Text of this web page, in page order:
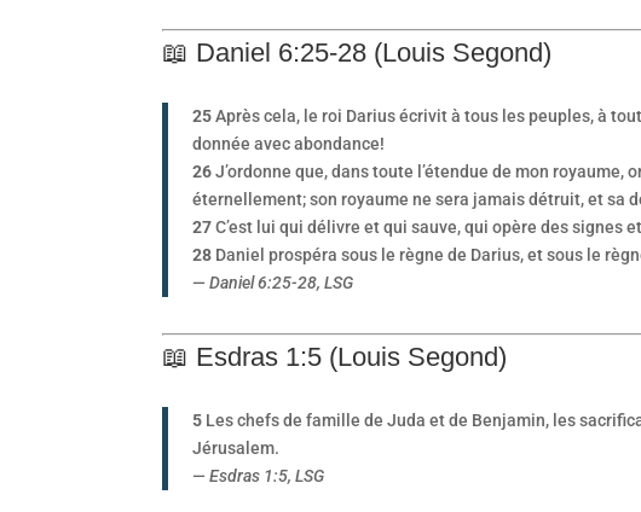
📖 Daniel 6:25-28 (Louis Segond)
25Après cela, le roi Darius écrivit à tous les peuples, à
donnée avec abondance!
26J’ordonne que, dans toute l’étendue de mon
éternellement; son royaume ne sera jamais détruit, et sa
27C’est lui qui délivre et qui sauve, qui opère des signes
28 Daniel prospéra sous le règne de Darius, et sous le
—Daniel 6:25-28, LSG
📖 Esdras 1:5 (Louis Segond)
5 Les chefs de famille de Juda et de Benjamin, les
Jérusalem.
—Esdras 1:5, LSG